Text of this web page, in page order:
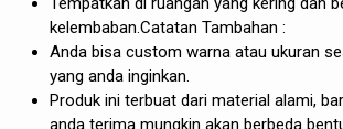
kelembaban.Catatan Tambahan :
Anda bisa custom warna atau ukuran
yang anda inginkan.
Produk ini terbuat dari material alami,
anda terima mungkin akan berbeda